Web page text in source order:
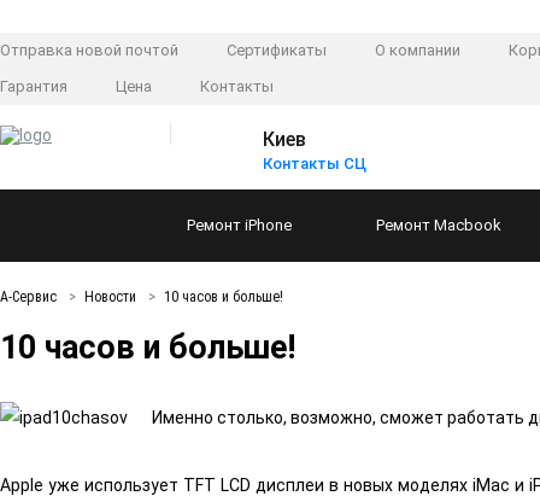
Отправка новой почтой Сертификаты О компании
Гарантия
Цена Контакты
Киев
Контакты СЦ
Ремонт iPhone Ремонт Macbook
А-Сервис Новости 10 часов и больше!
10 часов и больше!
Именно столько, возможно, сможет работать
Apple уже использует TFT LCD дисплеи в новых моделях iMac